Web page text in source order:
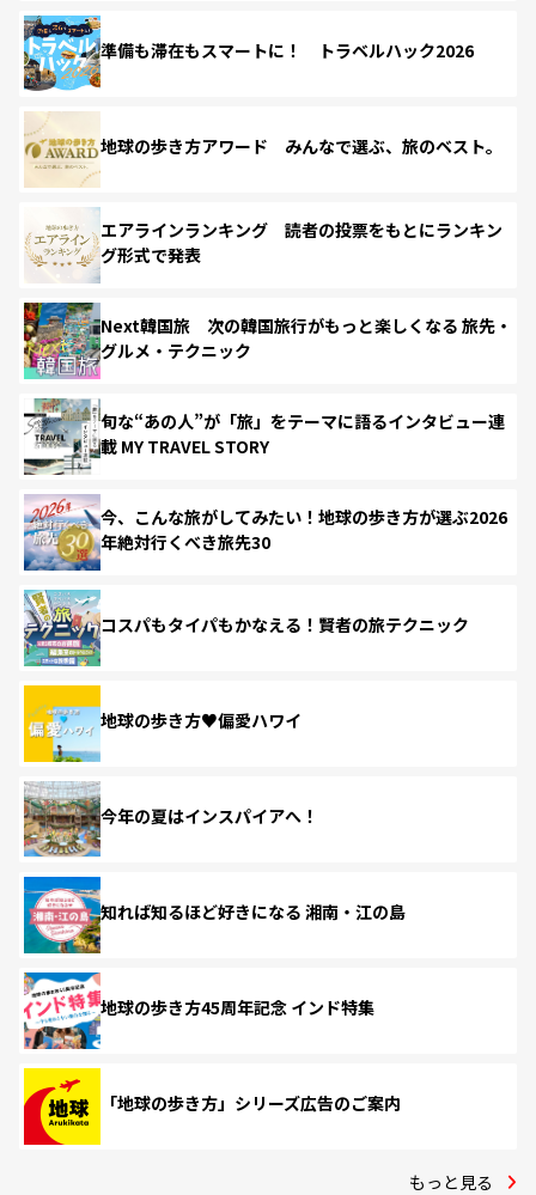
準備も滞在もスマートに！ トラベルハック2026
地球の歩き方アワード みんなで選ぶ、旅のベスト。
エアラインランキング 読者の投票をもとにランキン
グ形式で発表
Next韓国旅 次の韓国旅行がもっと楽しくなる 旅先・
グルメ・テクニック
旬な“あの人”が「旅」をテーマに語るインタビュー連
載 MY TRAVEL STORY
今、こんな旅がしてみたい！地球の歩き方が選ぶ2026
年絶対行くべき旅先30
コスパもタイパもかなえる！賢者の旅テクニック
地球の歩き方♥偏愛ハワイ
今年の夏はインスパイアへ！
知れば知るほど好きになる 湘南・江の島
地球の歩き方45周年記念 インド特集
「地球の歩き方」シリーズ広告のご案内
もっと見る